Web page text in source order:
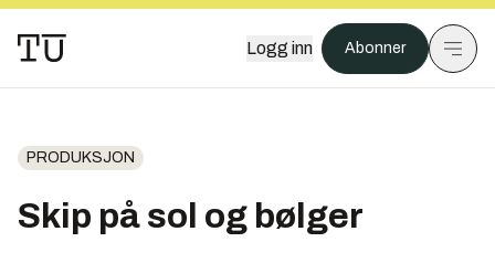
Logg inn Abonner
PRODUKSJON
Skip på sol og bølger